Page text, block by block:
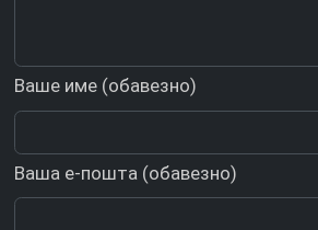
Ваше име (обавезно)
Ваша е-пошта (обавезно)